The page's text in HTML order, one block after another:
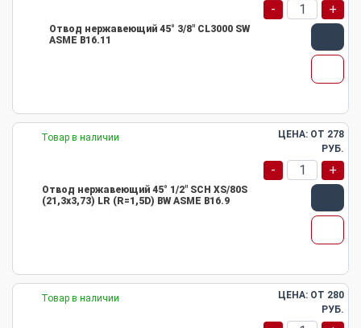
Отвод нержавеющий 45° 3/8" CL3000 SW
ASME B16.11
- +
Товар в наличии
Отвод нержавеющий 45° 1/2" SCH XS/80S
(21,3х3,73) LR (R=1,5D) BW ASME B16.9
ЦЕНА: ОТ 278
РУБ.
- +
Товар в наличии ЦЕНА: ОТ 280
РУБ.